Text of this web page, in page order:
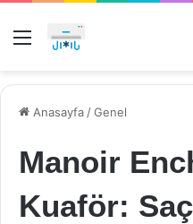
Menü
Anasayfa /Genel
Manoir
Kuaför: